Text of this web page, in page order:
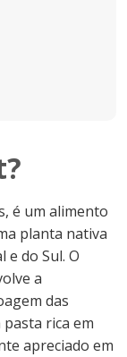
é um alimento
planta nativa
e do Sul. O
a
das
rica em
apreciado em